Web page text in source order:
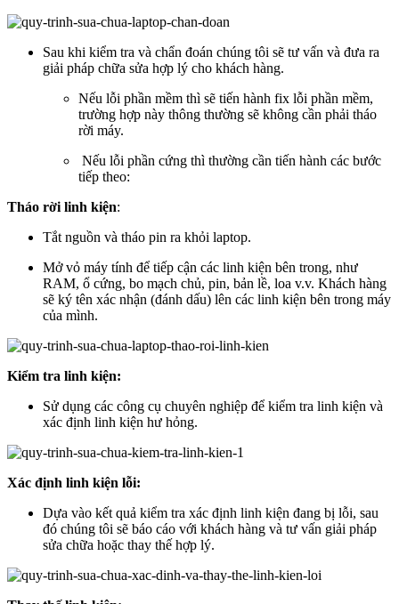
Sau khi kiểm tra và chẩn đoán chúng tôi sẽ tư vấn và đưa ra
giải pháp chữa sửa hợp lý cho khách hàng.
Nếu lỗi phần mềm thì sẽ tiến hành fix lỗi phần mềm,
trường hợp này thông thường sẽ không cần phải tháo
rời máy.
Nếu lỗi phần cứng thì thường cần tiến hành các bước
tiếp theo:
Tháo rời linh kiện:
Tắt nguồn và tháo pin ra khỏi laptop.
Mở vỏ máy tính để tiếp cận các linh kiện bên trong, như
RAM, ổ cứng, bo mạch chủ, pin, bản lề, loa v.v. Khách hàng
sẽ ký tên xác nhận (đánh dấu) lên các linh kiện bên trong máy
của mình.
Kiểm tra linh kiện:
Sử dụng các công cụ chuyên nghiệp để kiểm tra linh kiện và
xác định linh kiện hư hỏng.
Xác định linh kiện lỗi:
Dựa vào kết quả kiểm tra xác định linh kiện đang bị lỗi, sau
đó chúng tôi sẽ báo cáo với khách hàng và tư vấn giải pháp
sửa chữa hoặc thay thế hợp lý.